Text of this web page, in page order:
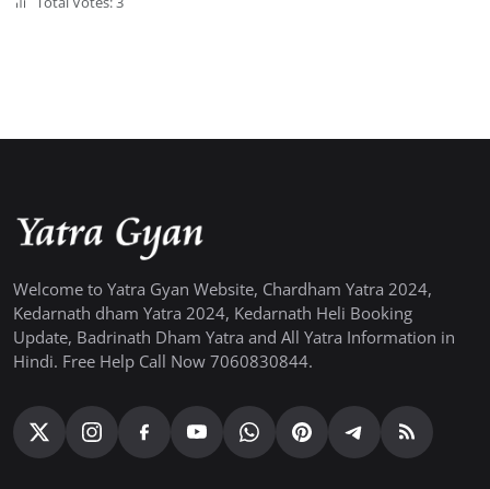
Welcome to Yatra Gyan Website, Chardham Yatra 2024,
Kedarnath dham Yatra 2024, Kedarnath Heli Booking
Update, Badrinath Dham Yatra and All Yatra Information in
Hindi. Free Help Call Now 7060830844.